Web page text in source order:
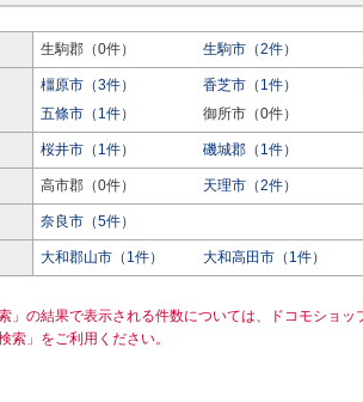
生駒郡（0件） 生駒市（2件）
橿原市（3件） 香芝市（1件）
五條市（1件）
御所市（0件）
桜井市（1件） 磯城郡（1件）
高市郡（0件） 天理市（2件）
奈良市（5件）
大和郡山市（1件） 大和高田市（1件）
」の結果で表示される件数については、ドコモショ
索」をご利用ください。